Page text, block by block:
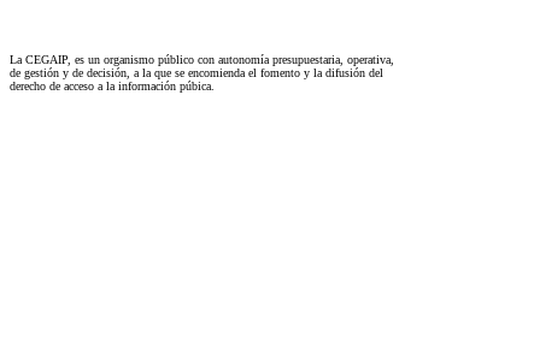
La CEGAIP, es un organismo público con autonomía presupuestaria, operativa,
de gestión y de decisión, a la que se encomienda el fomento y la difusión del
derecho de acceso a la información púbica.